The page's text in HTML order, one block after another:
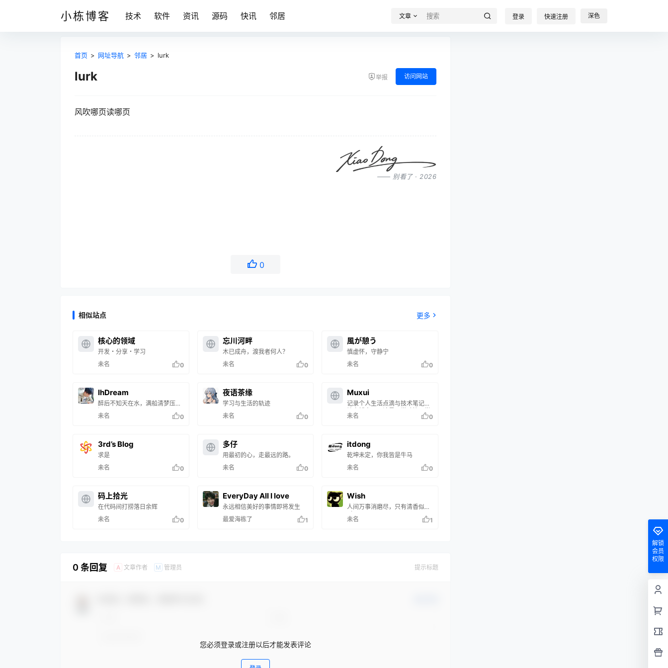
小栋博客 技术 软件 资讯 源码 快讯 邻居 文章 登录 快速注册 深色
首页 > 网址导航 > 邻居 > lurk
lurk 举报 访问网站
风吹哪页读哪页
—— 别看了 · 2026
0
相似站点 更多
核心的领域
开发・分享・学习
未名
0
忘川河畔
木已成舟，渡我者何人？
未名
0
風が憩う
慎虚怀，守静宁
未名
0
lhDream
醉后不知天在水，满船清梦压星
河。
未名 0
夜语茶缘
学习与生活的轨迹
未名
0
Muxui
记录个人生活点滴与技术笔记的
独立博客。无论是日常随笔、学
习心得，还是数码体验与情感记
未名 0
3rd’s Blog
求是
未名
0
多仔
用最初的心，走最远的路。
未名
0
itdong
乾坤未定，你我皆是牛马
未名
0
码上拾光
在代码间打捞落日余辉
未名
0
EveryDay All I love
永远相信美好的事情即将发生
最爱海栋了
1
Wish
人间万事消磨尽，只有清香似旧
时！
未名 1
0 条回复 A 文章作者 M 管理员 提示标题
您必须登录或注册以后才能发表评论
解锁
会员
权限